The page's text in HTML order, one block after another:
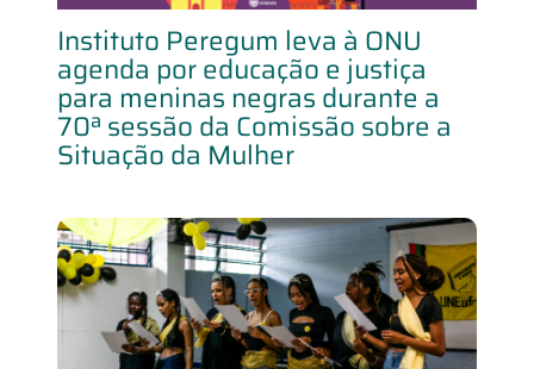
Instituto Peregum leva à ONU
agenda por educação e justiça
para meninas negras durante a
70ª sessão da Comissão sobre a
Situação da Mulher